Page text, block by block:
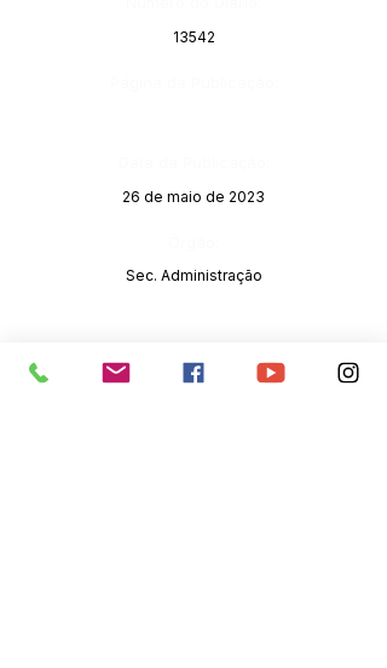
13542
26 de maio de 2023
Sec. Administração